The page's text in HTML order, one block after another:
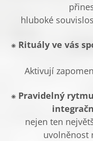
hluboké
⁕ Rituály ve vás
Aktivují
⁕ Pravidelný
nejen ten
uvolněnost